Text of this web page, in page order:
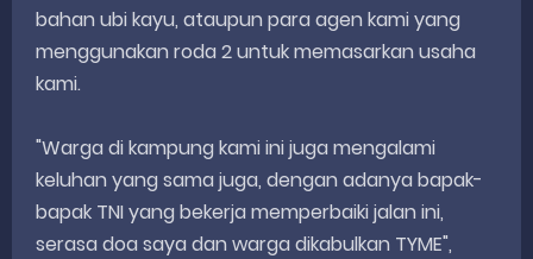
bahan ubi kayu, ataupun para agen kami yang
menggunakan roda 2 untuk memasarkan usaha
kami.
"Warga di kampung kami ini juga mengalami
keluhan yang sama juga, dengan adanya bapak-
bapak TNI yang bekerja memperbaiki jalan ini,
serasa doa saya dan warga dikabulkan TYME",